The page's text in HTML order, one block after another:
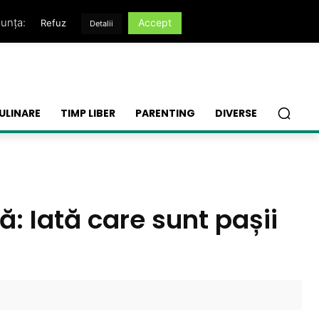
TIMP LIBER PARENTING DIVERSE
Iată care sunt pașii
Refuz Detalii Accept